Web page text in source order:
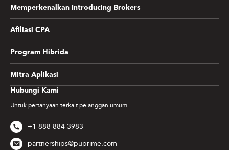
Hubungi Kami
Untuk pertanyaan terkait pelanggan umum
+1 888 884 3983
partnerships@puprime.com
Memperkenalkan Introducing Brokers
Afiliasi CPA
Program Hibrida
Mitra Aplikasi